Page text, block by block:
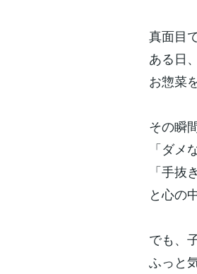
真面目
ある日
お惣菜
その瞬間
「ダメ
「手抜
と心の
でも、
ふっと